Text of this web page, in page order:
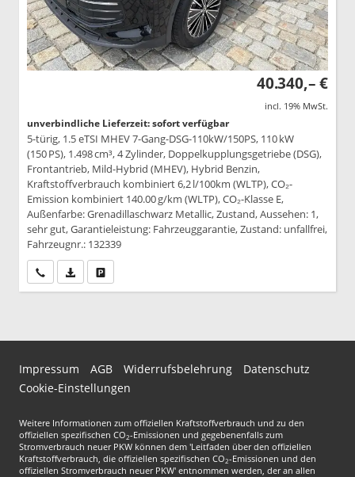
40.340,– €
incl. 19% MwSt.
unverbindliche Lieferzeit: sofort verfügbar
5-türig, 1.5 eTSI MHEV 7-Gang-DSG-110kW/150PS, 110 kW
(150 PS), 1.498 cm³, 4 Zylinder, Doppelkupplungsgetriebe (DSG),
Frontantrieb, Mild-Hybrid (MHEV), Hybrid Benzin,
Kraftstoffverbrauch kombiniert 6,2 l/100km (WLTP), CO₂-
Emission kombiniert 140.00 g/km (WLTP), CO₂-Klasse E,
Außenfarbe: Grenadillaschwarz Metallic, Zustand, Aussehen: 1,
sehr gut, Garantieleistung: Fahrzeuggarantie, Zustand: unfallfrei,
Fahrzeugnr.: 132339
Wir rufen Sie anPDF-Datei, Fahrzeugexposé drucken
Impressum AGB Widerrufsbelehrung
Datenschutz
Cookie-Einstellungen
Weitere Informationen zum offiziellen Kraftstoffverbrauch und zu den
offiziellen spezifischen CO2-Emissionen und gegebenenfalls zum
Stromverbrauch neuer PKW können dem 'Leitfaden über den offiziellen
Kraftstoffverbrauch, die offiziellen spezifischen CO2-Emissionen und den
offiziellen Stromverbrauch neuer PKW' entnommen werden, der an allen